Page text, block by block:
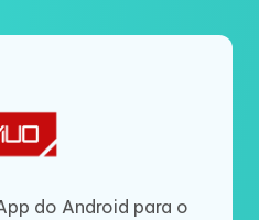
do Android para o